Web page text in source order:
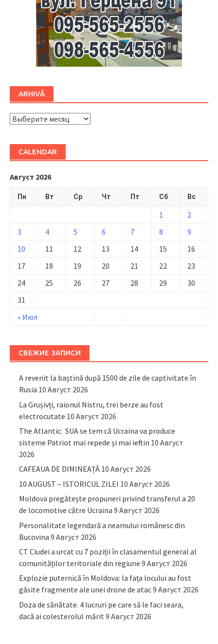
ARHIVĂ
ARHIVĂ
CALENDAR
Август 2026
Пн Вт Ср Чт Пт Сб Вс
« Июл
1
2
3
4 5 6 7 8
9
10
11 12 13 14 15
16
17
18 19 20 21 22
23
24
25 26 27 28 29
30
31
СВЕЖИЕ ЗАПИСИ
A revenit la baștină după 1500 de zile de captivitate în
Rusia 10 Август 2026
La Grușivți, raionul Nistru, trei berze au fost
electrocutate 10 Август 2026
The Atlantic: SUA se tem că Ucraina va produce
sisteme Patriot mai repede și mai ieftin 10 Август
2026
CAFEAUA DE DIMINEAȚĂ 10 Август 2026
10 AUGUST – ISTORICUL ZILEI 10 Август 2026
Moldova pregătește propuneri privind transferul a 20
de locomotive către Ucraina 9 Август 2026
Personalitate legendară a neamului românesc din
Bucovina 9 Август 2026
CT Ciudei a urcat cu 7 poziții în clasamentul general al
comunităților teritoriale din regiune 9 Август 2026
Explozie puternică în Moldova: la fața locului au fost
găsite fragmente ale unei drone de atac9 Август 2026
Doza de sănătate. 4 lucruri pe care să le faci seara,
dacă ai colesterolul mărit 9 Август 2026